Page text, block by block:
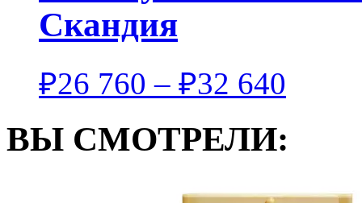
Скандия
₽26 760 – ₽32 640
ВЫ СМОТРЕЛИ: